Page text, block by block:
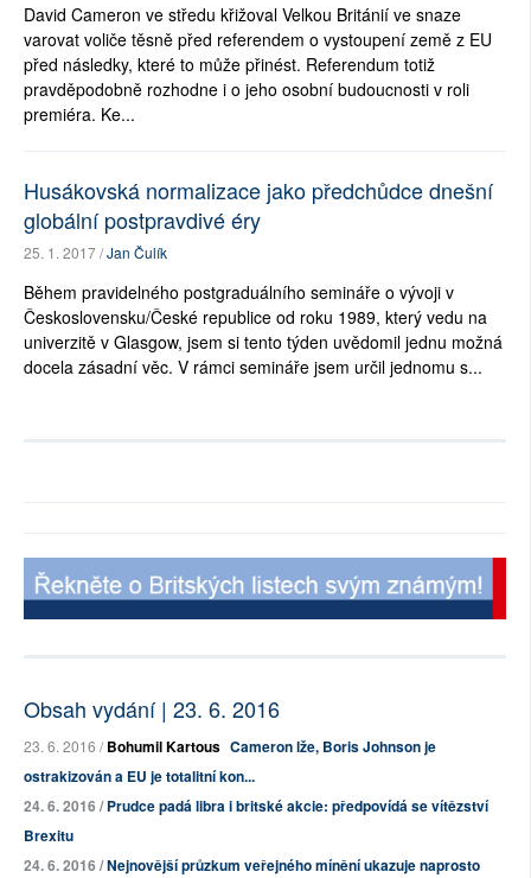
David Cameron ve středu křižoval Velkou Británií ve snaze
varovat voliče těsně před referendem o vystoupení země z EU
před následky, které to může přinést. Referendum totiž
pravděpodobně rozhodne i o jeho osobní budoucnosti v roli
premiéra. Ke...
Husákovská normalizace jako předchůdce dnešní
globální postpravdivé éry
25. 1. 2017 /Jan Čulík
Během pravidelného postgraduálního semináře o vývoji v
Československu/České republice od roku 1989, který vedu na
univerzitě v Glasgow, jsem si tento týden uvědomil jednu možná
docela zásadní věc. V rámci semináře jsem určil jednomu s...
Obsah vydání | 23. 6. 2016
23. 6. 2016 /Bohumil Kartous Cameron lže, Boris Johnson je
ostrakizován a EU jetotalitní kon...
24. 6. 2016 /Prudce padá libra i britské akcie: předpovídá se vítězství
Brexitu
24. 6. 2016 /Nejnovější průzkum veřejného mínění ukazuje naprosto